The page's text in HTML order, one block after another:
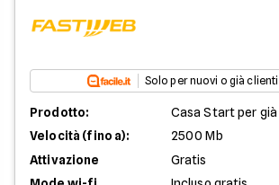
Solo per nuovi o già
Prodotto:
Casa Start per
Velocità (fino a):
2500 Mb
Attivazione
Gratis